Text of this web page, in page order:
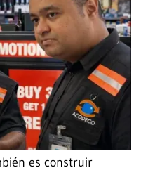
es construir